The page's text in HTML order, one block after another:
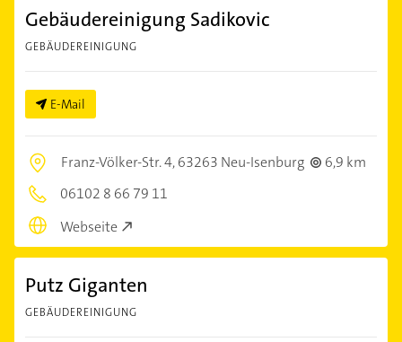
Gebäudereinigung Sadikovic
GEBÄUDEREINIGUNG
E-Mail
Franz-Völker-Str. 4,63263 Neu-Isenburg
6,9 km
06102 8 66 79 11
Webseite
Putz Giganten
GEBÄUDEREINIGUNG